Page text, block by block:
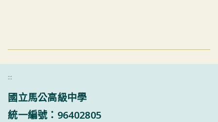
:::
國立馬公高級中學
統一編號：96402805